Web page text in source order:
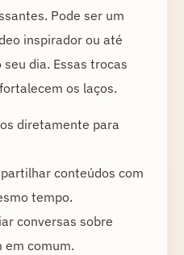
Pode ser um
inspirador ou até
dia. Essas trocas
os laços.
diretamente para
conteúdos com
tempo.
conversas sobre
em comum.